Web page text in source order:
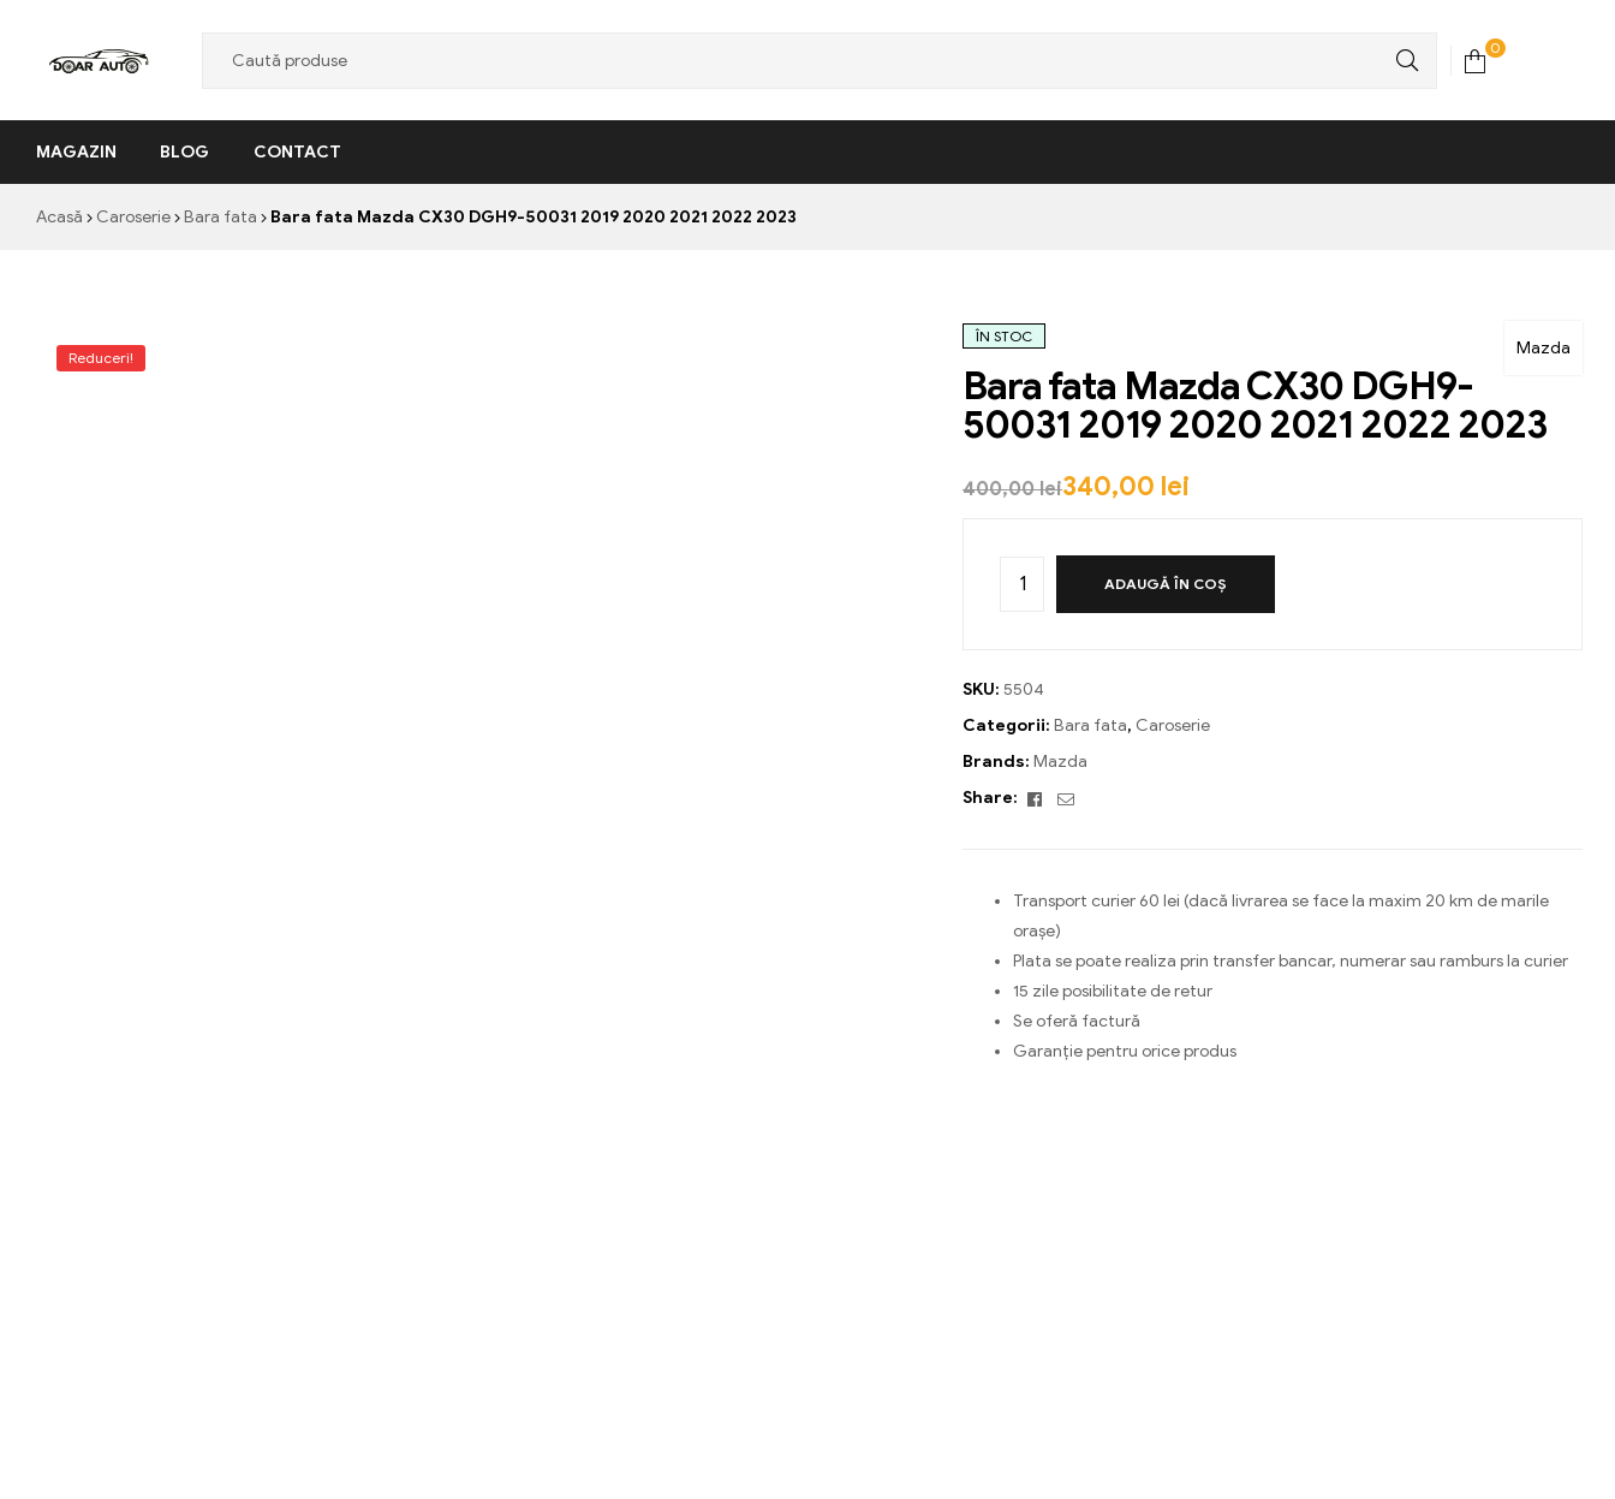
Auto
"Nascut
profesionalism"
0
MAGAZIN BLOG CONTACT
Acasă Caroserie Bara fata Bara fata Mazda CX30 DGH9-50031 2019 2020 2021 2022 2023
Reduceri! Mazda
ÎN STOC
Bara fata Mazda CX30 DGH9-
50031 2019 2020 2021 2022 2023
400,00lei340,00 lei
ADAUGĂ ÎN COȘ
SKU: 5504
Categorii: Bara fata, Caroserie
Brands: Mazda
Share:
Facebook
Email
Transport curier 60 lei (dacă livrarea se face la maxim 20 km de marile
orașe)
Plata se poate realiza prin transfer bancar, numerar sau ramburs la curier
15 zile posibilitate de retur
Se oferă factură
Garanție pentru orice produs